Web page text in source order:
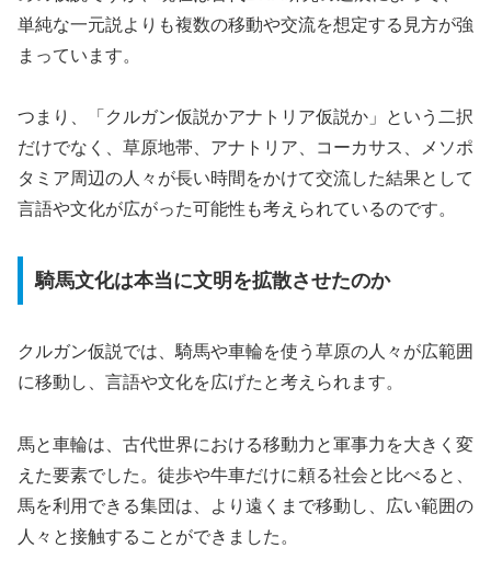
単純な一元説よりも複数の移動や交流を想定する見方が強
まっています。
つまり、「クルガン仮説かアナトリア仮説か」という二択
だけでなく、草原地帯、アナトリア、コーカサス、メソポ
タミア周辺の人々が長い時間をかけて交流した結果として
言語や文化が広がった可能性も考えられているのです。
騎馬文化は本当に文明を拡散させたのか
クルガン仮説では、騎馬や車輪を使う草原の人々が広範囲
に移動し、言語や文化を広げたと考えられます。
馬と車輪は、古代世界における移動力と軍事力を大きく変
えた要素でした。徒歩や牛車だけに頼る社会と比べると、
馬を利用できる集団は、より遠くまで移動し、広い範囲の
人々と接触することができました。